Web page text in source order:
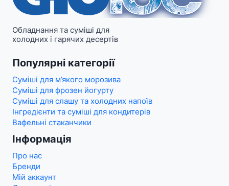
Обладнання та суміші для
холодних і гарячих десертів
Популярні категорії
Суміші для м’якого морозива
Суміші для фрозен йогурту
Суміші для слашу та холодних напоїв
Інгредієнти та суміші для кондитерів
Вафельні стаканчики
Інформація
Про нас
Бренди
Мій аккаунт